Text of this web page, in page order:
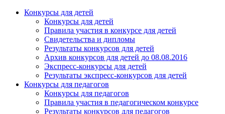
Конкурсы для детей
Конкурсы для детей
Правила участия в конкурсе для детей
Свидетельства и дипломы
Результаты конкурсов для детей
Архив конкурсов для детей до 08.08.2016
Экспресс-конкурсы для детей
Результаты экспресс-конкурсов для детей
Конкурсы для педагогов
Конкурсы для педагогов
Правила участия в педагогическом конкурсе
Результаты конкурсов для педагогов